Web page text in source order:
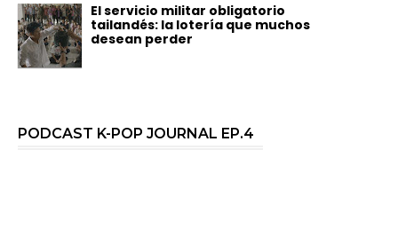
El servicio militar obligatorio
tailandés: la lotería que muchos
desean perder
PODCAST K-POP JOURNAL EP.4